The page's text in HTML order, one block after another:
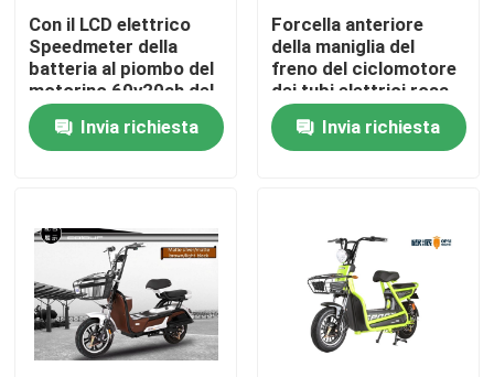
Controllo di qualità
Contattici
Richieda una citazione
Motorino stato abbattuto elettrico
Motorino di motore elettrico
Motorino elettrico di mobilità
Con il LCD elettrico
Speedmeter della
batteria al piombo del
motorino 60v20ah del
ciclomotore di potere
800W del motore del
caricatore di USB
Invia richiesta
Forcella anteriore
della maniglia del
freno del ciclomotore
dei tubi elettrici rosa
del motorino 42
Invia richiesta